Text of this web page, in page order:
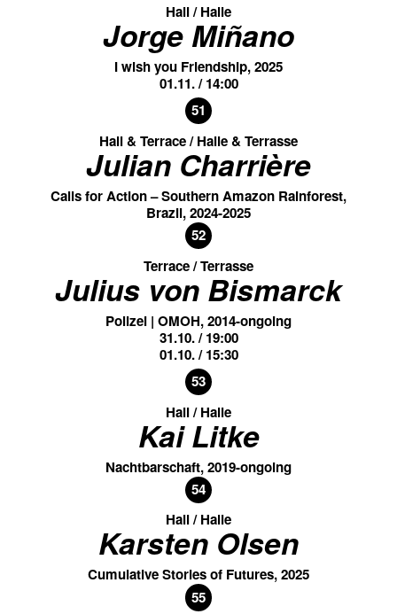
Hall / Halle
Jorge Miñano
I wish you Friendship, 2025
01.11. / 14:00
51
Hall & Terrace / Halle & Terrasse
Julian Charrière
Calls for Action – Southern Amazon Rainforest,
Brazil, 2024-2025
52
Terrace / Terrasse
Julius von Bismarck
Polizei | OMOH, 2014-ongoing
31.10. / 19:00
01.10. / 15:30
53
Hall / Halle
Kai Litke
Nachtbarschaft, 2019-ongoing
54
Hall / Halle
Karsten Olsen
Cumulative Stories of Futures, 2025
55